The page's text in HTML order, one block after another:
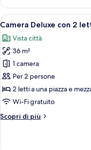
King
Room
Apri
tutte
le
foto
per
Camera
Deluxe
con
letti
2
Camera Deluxe con 2
Vista città
36 m²
1 camera
Per 2 persone
2 letti a una piazza e
Wi-Fi gratuito
Scopri di più
Altri